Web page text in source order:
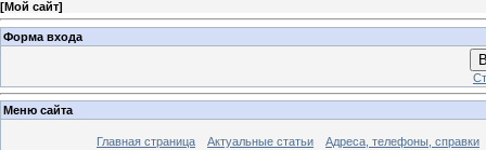
[Мой сайт]
Форма входа
Меню сайта
Главная страница Актуальные статьи Адреса, телефоны, справки